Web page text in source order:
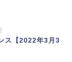
ス【2022年3月3